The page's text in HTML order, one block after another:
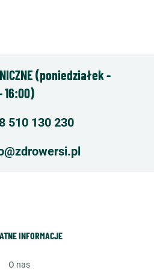
(poniedziałek -
16:00)
510 130 230
INFORMACJE
o nas